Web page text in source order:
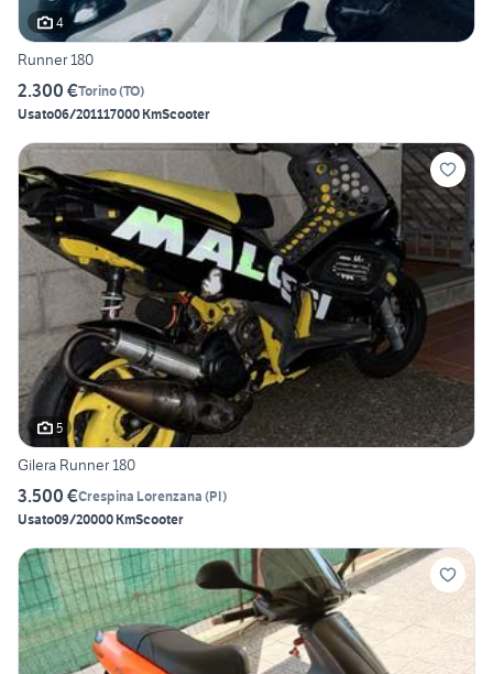
4
Runner 180
2.300 €Torino(TO)
Usato06/201117000 KmScooter
5
Gilera Runner 180
3.500 €Crespina Lorenzana (PI)
Usato09/20000 KmScooter